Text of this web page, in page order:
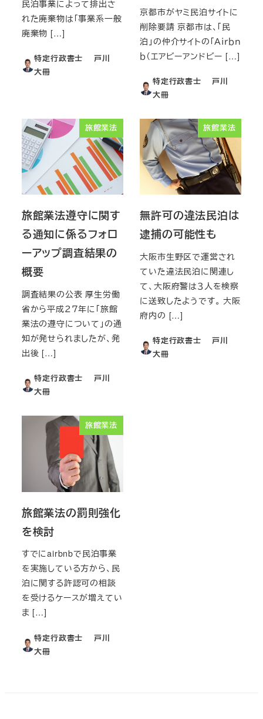
民泊事業によって排出さ
れた廃棄物は「事業系一般
廃棄物 […]
特定行政書士 戸川
大冊
京都市がヤミ民泊サイトに
削除要請 京都市は、「民
泊」の仲介サイトの「Ａｉｒｂｎ
ｂ（エアビーアンドビー […]
特定行政書士 戸川
大冊
旅館業法
旅館業法遵守に関す
る通知に係るフォロ
ーアップ調査結果の
概要
調査結果の公表 厚生労働
省から平成２７年に「旅館
業法の遵守について」の通
知が発せられましたが、発
出後 […]
特定行政書士 戸川
大冊
旅館業法
無許可の違法民泊は
逮捕の可能性も
大阪市生野区で運営され
ていた違法民泊に関連し
て、大阪府警は３人を検察
に送致したようです。 大阪
府内の […]
特定行政書士 戸川
大冊
旅館業法
旅館業法の罰則強化
を検討
すでにairbnbで民泊事業
を実施している方から、民
泊に関する許認可の相談
を受けるケースが増えてい
ま […]
特定行政書士 戸川
大冊